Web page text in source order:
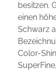
besitzen.
einen
Schwarz
Color-